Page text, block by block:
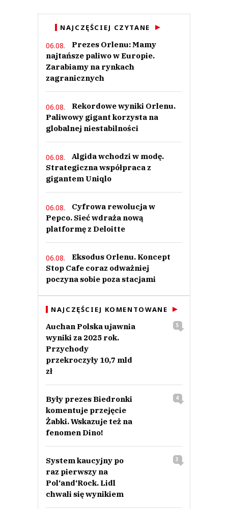
NAJCZĘŚCIEJ CZYTANE
06.08.
Prezes Orlenu: Mamy
najtańsze paliwo w Europie.
Zarabiamy na rynkach
zagranicznych
06.08.
Rekordowe wyniki Orlenu.
Paliwowy gigant korzysta na
globalnej niestabilności
06.08.
Algida wchodzi w modę.
Strategiczna współpraca z
gigantem Uniqlo
06.08.
Cyfrowa rewolucja w
Pepco. Sieć wdraża nową
platformę z Deloitte
06.08.
Eksodus Orlenu. Koncept
Stop Cafe coraz odważniej
poczyna sobie poza stacjami
NAJCZĘŚCIEJ KOMENTOWANE
Auchan Polska ujawnia
wyniki za 2025 rok.
Przychody
przekroczyły 10,7 mld
zł
5
Były prezes Biedronki
komentuje przejęcie
Żabki. Wskazuje też na
fenomen Dino!
4
System kaucyjny po
raz pierwszy na
Pol‘and‘Rock. Lidl
chwali się wynikiem
3